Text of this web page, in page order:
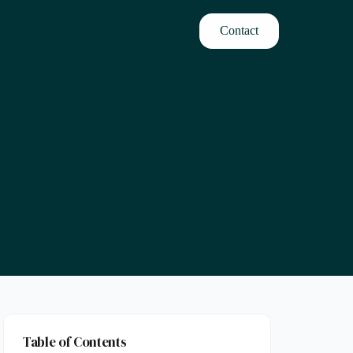
Contact
Table of Contents